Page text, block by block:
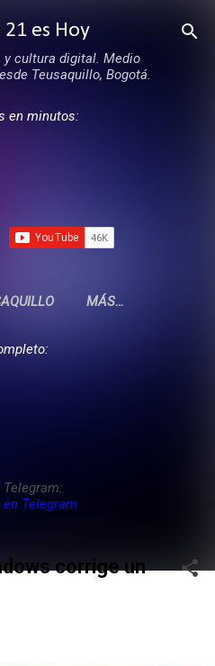
principal
21 es Hoy
y cultura digital. Medio
Teusaquillo, Bogotá.
en minutos:
MÁS…
Telegram:
corrige un